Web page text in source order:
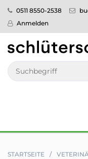
0511 8550-2538
Anmelden
Pflege
Veterinär­
medizin
humboldt
STARTSEITE